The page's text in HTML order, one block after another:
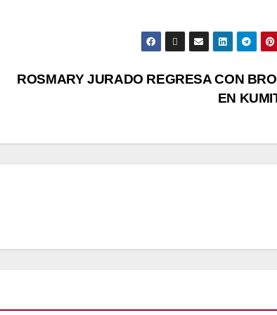
ROSMARY JURADO REGRESA CON
EN